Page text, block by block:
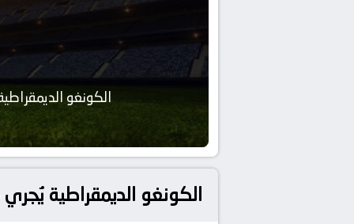
الكونغو
الكونغو الديمقراطية